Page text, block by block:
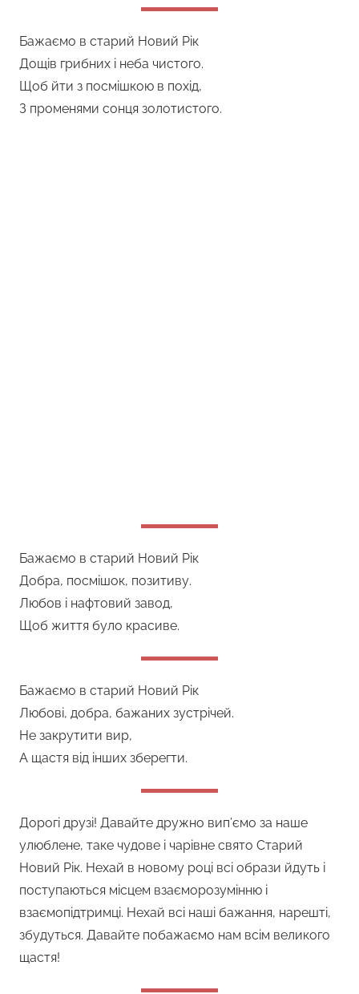
Бажаємо в старий Новий Рік
Дощів грибних і неба чистого.
Щоб йти з посмішкою в похід,
З променями сонця золотистого.
Бажаємо в старий Новий Рік
Добра, посмішок, позитиву.
Любов і нафтовий завод,
Щоб життя було красиве.
Бажаємо в старий Новий Рік
Любові, добра, бажаних зустрічей.
Не закрутити вир,
А щастя від інших зберегти.
Дорогі друзі! Давайте дружно вип’ємо за наше
улюблене, таке чудове і чарівне свято Старий
Новий Рік. Нехай в новому році всі образи йдуть і
поступаються місцем взаєморозумінню і
взаємопідтримці. Нехай всі наші бажання, нарешті,
збудуться. Давайте побажаємо нам всім великого
щастя!